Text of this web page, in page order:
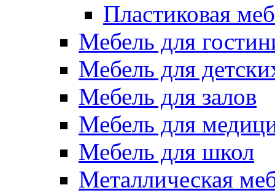
Пластиковая
Мебель для
Мебель для
Мебель для залов
Мебель для
Мебель для школ
Металлическая